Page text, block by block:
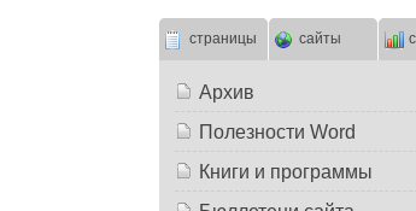
страницы сайты
Архив
Полезности Word
Книги и программы